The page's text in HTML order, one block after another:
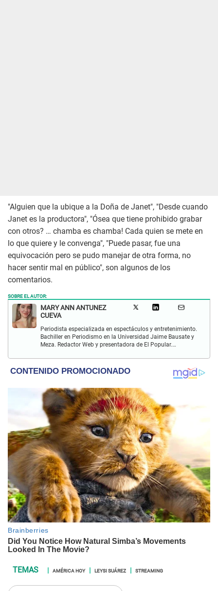
"Alguien que la ubique a la Doña de Janet", "Desde cuando
Janet es la productora", "Ósea que tiene prohibido grabar
con otros? … chamba es chamba! Cada quien se mete en
lo que quiere y le convenga", "Puede pasar, fue una
equivocación pero se pudo manejar de otra forma, no
hacer sentir mal en público", son algunos de los
comentarios.
SOBRE EL AUTOR:
MARY ANN ANTUNEZ
CUEVA
Periodista especializada en espectáculos y entretenimiento.
Bachiller en Periodismo en la Universidad Jaime Bausate y
Meza. Redactor Web y presentadora de El Popular.
y espectáculos internacional.
AMÉRICA HOY LEYSI SUÁREZ STREAMING